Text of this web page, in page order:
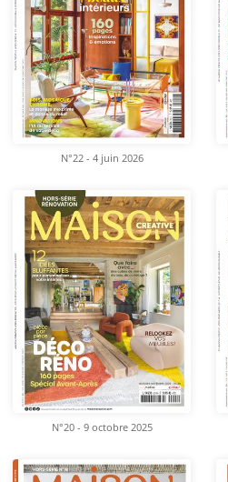
N°22 - 4 juin 2026
N°20 - 9 octobre 2025